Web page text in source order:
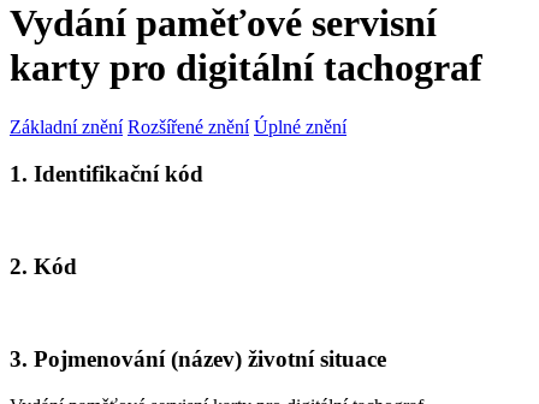
Vydání paměťové servisní
karty pro digitální tachograf
Základní znění Rozšířené znění Úplné znění
1. Identifikační kód
2. Kód
3. Pojmenování (název) životní situace